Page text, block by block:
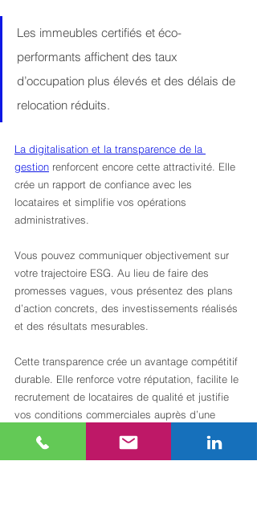
Les immeubles certifiés et éco-
performants affichent des taux
d’occupation plus élevés et des délais de
relocation réduits.
La digitalisation et la transparence de la
gestion renforcent encore cette attractivité. Elle
crée un rapport de confiance avec les
locataires et simplifie vos opérations
administratives.
Vous pouvez communiquer objectivement sur
votre trajectoire ESG. Au lieu de faire des
promesses vagues, vous présentez des plans
d’action concrets, des investissements réalisés
et des résultats mesurables.
Cette transparence crée un avantage compétitif
durable. Elle renforce votre réputation, facilite le
recrutement de locataires de qualité et justifie
vos conditions commerciales auprès d’une
clientèle exigeante.